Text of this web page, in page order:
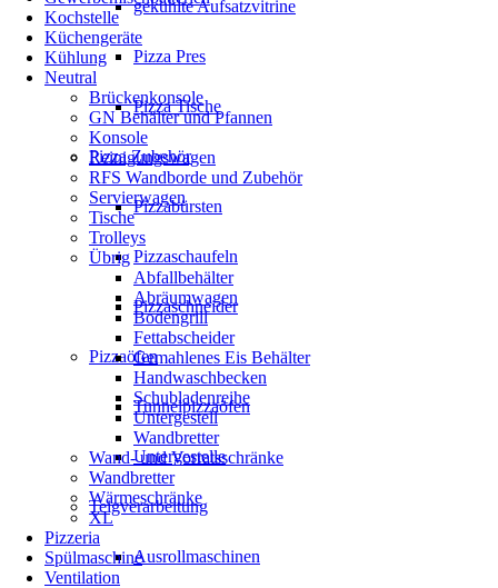
gekühlte Aufsatzvitrine
Pizza Pres
Pizza Tische
Pizza Zubehör
Pizzabürsten
Pizzaschaufeln
Pizzaschneider
Pizzaöfen
Tunnelpizzaöfen
Untergestelle
Teigverarbeitung
Ausrollmaschinen
Kochstelle
Küchengeräte
Kühlung
Neutral
Brückenkonsole
GN Behälter und Pfannen
Konsole
Reinigungswagen
RFS Wandborde und Zubehör
Servierwagen
Tische
Trolleys
Übrig
Abfallbehälter
Abräumwagen
Bodengrill
Fettabscheider
Gemahlenes Eis Behälter
Handwaschbecken
Schubladenreihe
Untergestell
Wandbretter
Wand- und Vorratsschränke
Wandbretter
Wärmeschränke
XL
Pizzeria
Spülmaschine
Ventilation